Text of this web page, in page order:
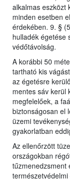
alkalmas eszközt
minden esetben
érdekében. 9. §
hulladék égetése
védőtávolság.
A korábbi 50
tartható kis
az égetésre
mentes sáv kerül
megfelelőek, a
biztonságosan el
üzemi
gyakorlatban
Az ellenőrzött
országokban
tűzmenedzsment